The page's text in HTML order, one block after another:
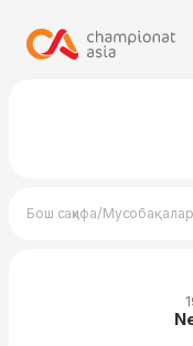
Бош саҳифа/Мусобақалар